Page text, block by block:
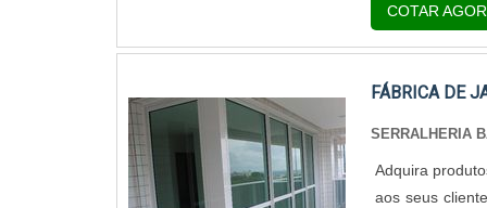
COTAR
FÁBRICA DE
SERRALHERIA
Adquira
aos seus